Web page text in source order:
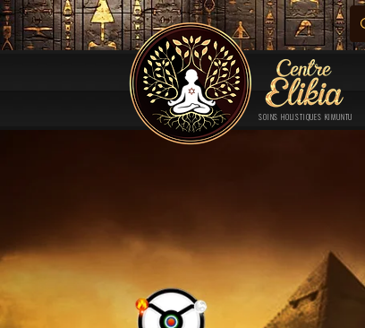
SOINS HOLISTIQUES KIMUNTU